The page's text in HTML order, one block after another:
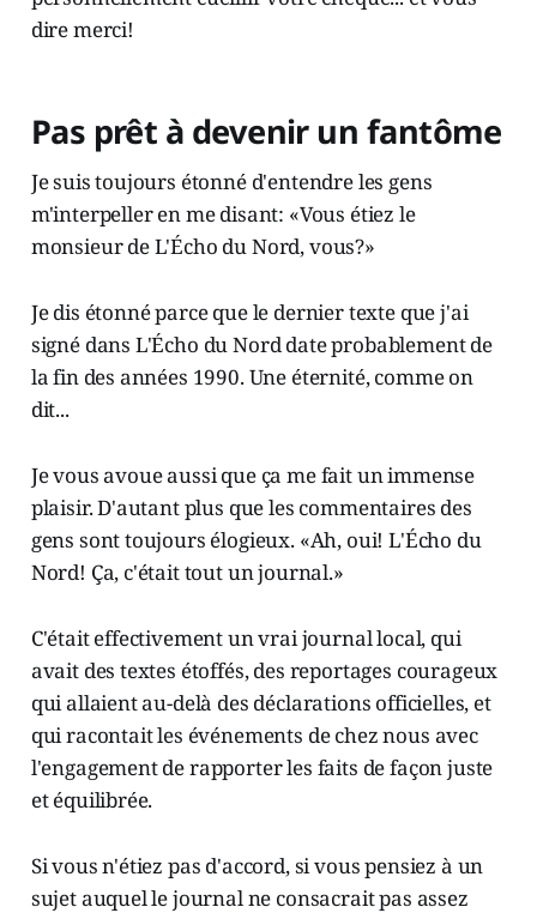
dire merci!
Pas prêt à devenir un fantôme
Je suis toujours étonné d'entendre les gens
m'interpeller en me disant: «Vous étiez le
monsieur de L'Écho du Nord, vous?»
Je dis étonné parce que le dernier texte que j'ai
signé dans L'Écho du Nord date probablement de
la fin des années 1990. Une éternité, comme on
dit...
Je vous avoue aussi que ça me fait un immense
plaisir. D'autant plus que les commentaires des
gens sont toujours élogieux. «Ah, oui! L'Écho du
Nord! Ça, c'était tout un journal.»
C'était effectivement un vrai journal local, qui
avait des textes étoffés, des reportages courageux
qui allaient au-delà des déclarations officielles, et
qui racontait les événements de chez nous avec
l'engagement de rapporter les faits de façon juste
et équilibrée.
Si vous n'étiez pas d'accord, si vous pensiez à un
sujet auquel le journal ne consacrait pas assez